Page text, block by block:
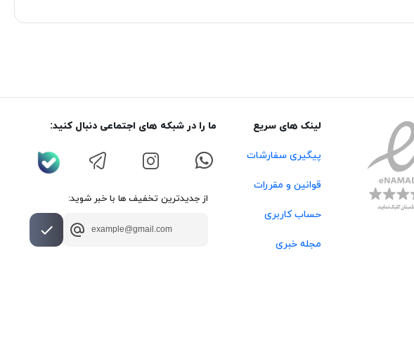
لینک های سریع
پیگیری سفارشات
قوانین و مقررات
حساب کاربری
مجله خبری
ما را در شبکه های اجتماعی دنبال کنید:
از جدیدترین تخفیف ها با خبر شوید: